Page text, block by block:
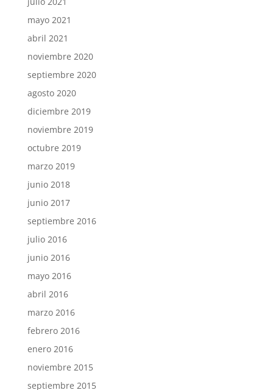
mayo 2021
abril 2021
noviembre 2020
septiembre 2020
agosto 2020
diciembre 2019
noviembre 2019
octubre 2019
marzo 2019
junio 2018
junio 2017
septiembre 2016
julio 2016
junio 2016
mayo 2016
abril 2016
marzo 2016
febrero 2016
enero 2016
noviembre 2015
septiembre 2015